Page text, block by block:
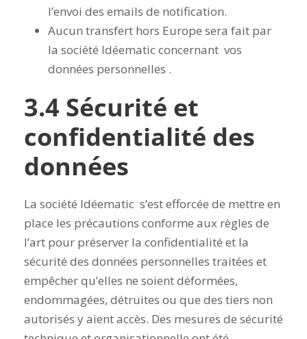
l’envoi des emails de notification.
Aucun transfert hors Europe sera fait par
la société Idéematic concernant vos
données personnelles .
3.4 Sécurité et
confidentialité des
données
La société Idéematic s’est efforcée de mettre en
place les précautions conforme aux règles de
l’art pour préserver la confidentialité et la
sécurité des données personnelles traitées et
empêcher qu’elles ne soient déformées,
endommagées, détruites ou que des tiers non
autorisés y aient accès. Des mesures de sécurité